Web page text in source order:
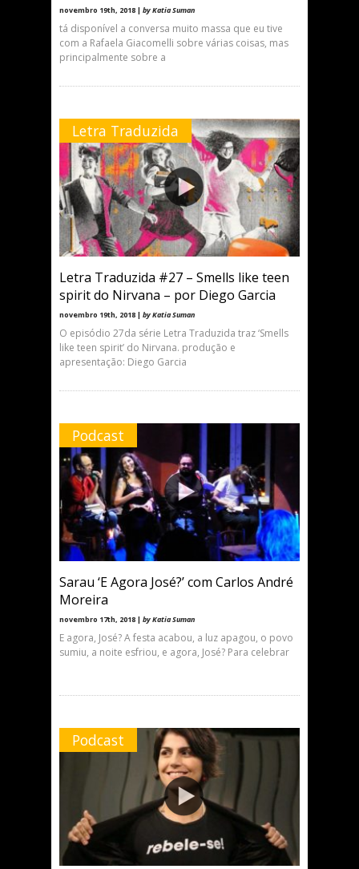
novembro 19th, 2018 | by Katia Suman
tá disponível a conversa muito massa que eu tive
com a Rafaela Giacomelli sobre várias coisas, mas
principalmente sobre a
Letra Traduzida
Letra Traduzida #27 – Smells like teen
spirit do Nirvana – por Diego Garcia
novembro 19th, 2018 | by Katia Suman
O episódio 27da série Letra Traduzida traz ‘Smells
like teen spirit’ do Nirvana. produção e
apresentação: Diego Garcia
Podcast
Sarau ‘E Agora José?’ com Carlos André
Moreira
novembro 17th, 2018 | by Katia Suman
E agora, José? A festa acabou, a luz apagou, o povo
sumiu, a noite esfriou, e agora, José? Para celebrar
Podcast